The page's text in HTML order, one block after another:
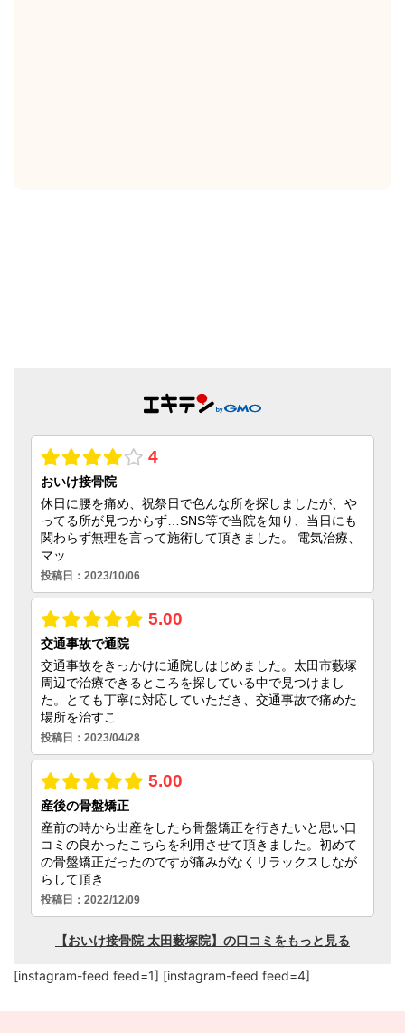
[instagram-feed feed=1] [instagram-feed feed=4]